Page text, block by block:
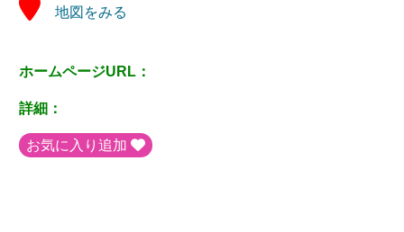
地図をみる
ホームページURL：
詳細：
お気に入り追加